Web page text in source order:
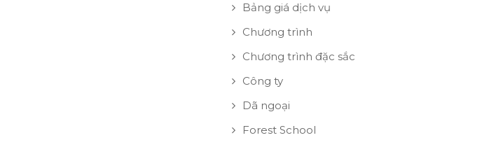
Bảng giá dịch vụ
Chương trình
Chương trình đặc sắc
Công ty
Dã ngoại
Forest School